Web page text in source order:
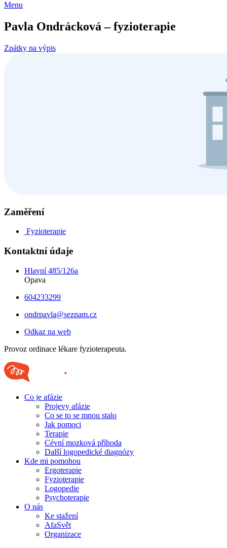
Menu
Pavla Ondrácková – fyzioterapie
Zpátky na výpis
Zaměření
Fyzioterapie
Kontaktní údaje
Hlavní 485/126a
Opava
604233299
ondrpavla@seznam.cz
Odkaz na web
Provoz ordinace lékare fyzioterapeuta.
Co je afázie
Projevy afázie
Co se to se mnou stalo
Jak pomoci
Terapie
Cévní mozková příhoda
Další logopedické diagnózy
Kde mi pomohou
Ergoterapie
Fyzioterapie
Logopedie
Psychoterapie
O nás
Ke stažení
AfaSvět
Organizace